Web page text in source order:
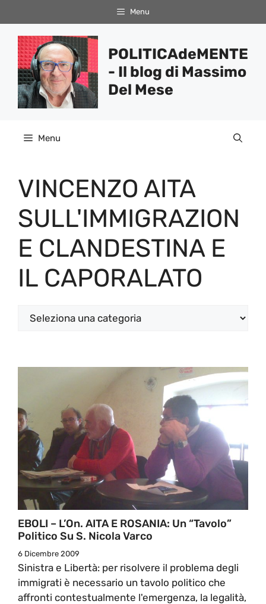
al
contenuto
Menu
POLITICAdeMENTE
- Il blog di Massimo
Del Mese
Menu
VINCENZO AITA
SULL'IMMIGRAZION
E CLANDESTINA E
IL CAPORALATO
Categorie
EBOLI – L’On. AITA E ROSANIA: Un “tavolo”
Politico Su S. Nicola Varco
6 Dicembre 2009
Sinistra e Libertà: per risolvere il problema degli
immigrati è necessario un tavolo politico che
affronti contestualmente l'emergenza, la legalità,